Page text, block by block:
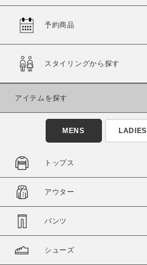
商品タイプ
通常商品
セール価格
在庫
在庫あり
予約商品
スタイリングから探す
アイテムを探す
MENS LADIES
トップス
アウター
パンツ
シューズ